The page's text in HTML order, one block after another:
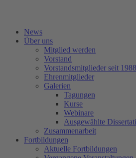
News
Über uns
Mitglied werden
Vorstand
Vorstandsmitglieder seit 1988
Ehrenmitglieder
Galerien
Tagungen
Kurse
Webinare
Ausgewählte
Zusammenarbeit
Fortbildungen
Aktuelle Fortbildungen